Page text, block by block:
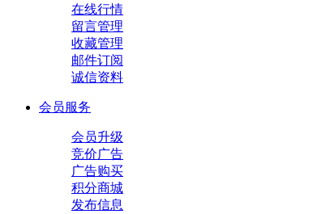
在线行情
留言管理
收藏管理
邮件订阅
诚信资料
会员服务
会员升级
竞价广告
广告购买
积分商城
发布信息